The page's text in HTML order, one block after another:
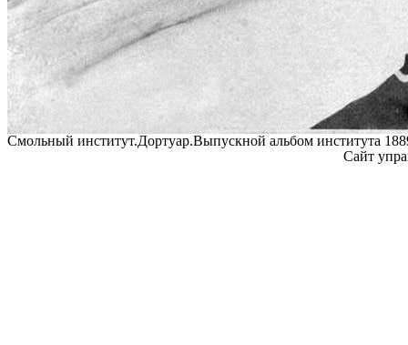
Смольный институт.Дортуар.Выпускной альбом института
Сайт